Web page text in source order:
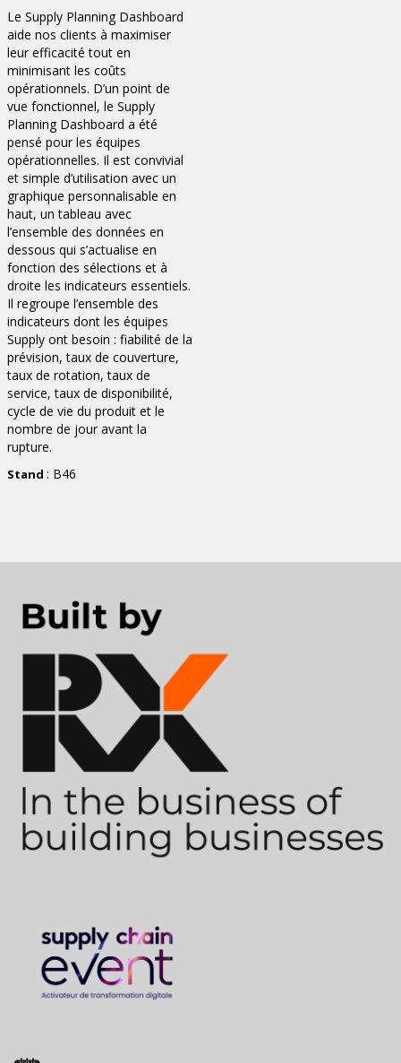
Le Supply Planning Dashboard
aide nos clients à maximiser
leur efficacité tout en
minimisant les coûts
opérationnels. D’un point de
vue fonctionnel, le Supply
Planning Dashboard a été
pensé pour les équipes
opérationnelles. Il est convivial
et simple d’utilisation avec un
graphique personnalisable en
haut, un tableau avec
l’ensemble des données en
dessous qui s’actualise en
fonction des sélections et à
droite les indicateurs essentiels.
Il regroupe l’ensemble des
indicateurs dont les équipes
Supply ont besoin : fiabilité de la
prévision, taux de couverture,
taux de rotation, taux de
service, taux de disponibilité,
cycle de vie du produit et le
nombre de jour avant la
rupture.
Stand : B46